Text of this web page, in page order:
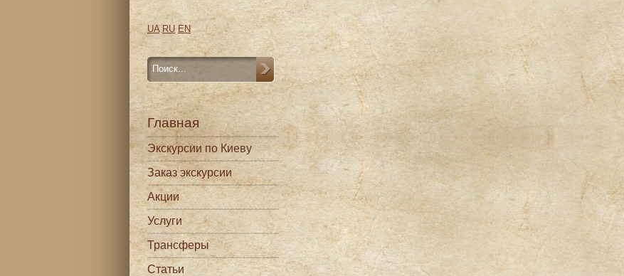
UA RU EN
Главная
Экскурсии по Киеву
Заказ экскурсии
Акции
Услуги
Трансферы
Статьи